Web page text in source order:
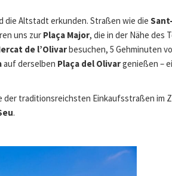
Altstadt erkunden. Straßen wie die
uns zur Plaça Major, die in der Nähe des
de l’Olivarbesuchen, 5 Gehminuten
auf derselben Plaça del Olivargenießen –
traditionsreichsten Einkaufsstraßen im
.